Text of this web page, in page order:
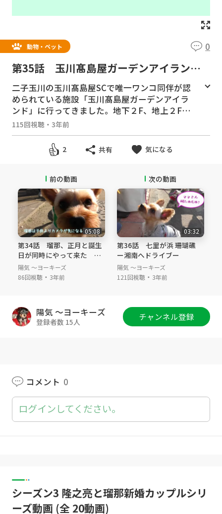
動物・ペット 0
第35話 玉川髙島屋ガーデンアイラン
ド ージャーキーを買ってもらてテラスで
食事をするー
二子玉川の玉川髙島屋SCで唯一ワンコ同伴が認
められている施設「玉川髙島屋ガーデンアイラ
ンド」に行ってきました。地下２F、地上２Fの
建物の地下１Fにペットショップ「JOKER DOG
&CAT AVENUE」があり、生体だけでなく、ワ
ンコの服やおやつ類が数多く売っています。リ
ード紐をつけていればワンコもショッピング可
設のカフェなどワンコと一緒に楽しめる施設が
ありますが、今回は２FのワンコOKのテラスが
ある「ビュフェ・ザ・ヴィラ」で食事を取りま
した。
＃玉川髙島屋 ＃ガーデンアイランド ＃ワン
コとお出かけ ＃ワンコ同伴レストラン
115回視聴 ・ 3年前
2 共有 気になる
前の動画
05:08
第34話 瑠那、正月と誕生
日が同時にやって来た
ー次代夫堀公園でお正月散
歩ー
陽気 ～ヨーキーズ
86回視聴・ 3年前
次の動画
03:32
第36話 七里が浜 珊瑚礁
ー湘南へドライブー
陽気 ～ヨーキーズ
121回視聴・ 3年前
陽気 ～ヨーキーズ
登録者数 15人
チャンネル登録
コメント 0
ログインしてください。
シーズン3 隆之亮と瑠那新婚カップルシリ
ーズ動画 (全 20動画)